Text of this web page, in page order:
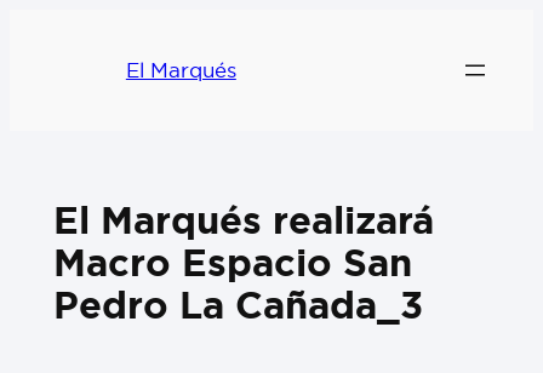
El Marqués
El Marqués realizará
Macro Espacio San
Pedro La Cañada_3